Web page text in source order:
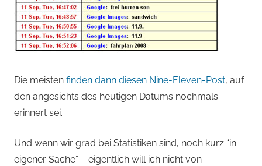
Die meisten finden dann diesen Nine-Eleven-Post, auf
den angesichts des heutigen Datums nochmals
erinnert sei.
Und wenn wir grad bei Statistiken sind, noch kurz “in
eigener Sache” – eigentlich will ich nicht von